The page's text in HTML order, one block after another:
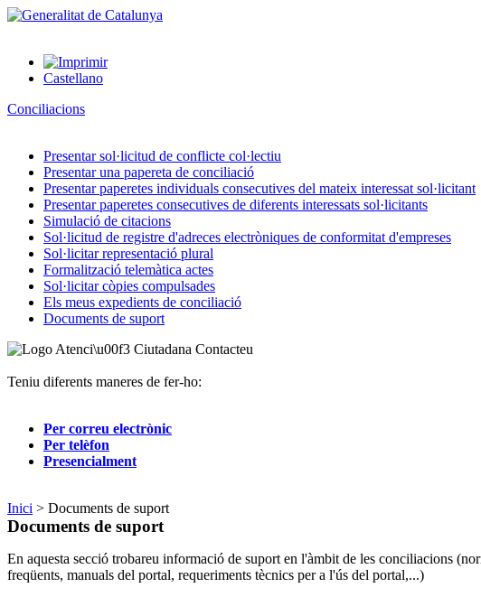
Castellano
Conciliacions
Presentar sol·licitud de conflicte col·lectiu
Presentar una papereta de conciliació
Presentar paperetes individuals consecutives del mateix interessat sol·licitant
Presentar paperetes consecutives de diferents interessats sol·licitants
Simulació de citacions
Sol·licitud de registre d'adreces electròniques de conformitat d'empreses
Sol·licitar representació plural
Formalització telemàtica actes
Sol·licitar còpies compulsades
Els meus expedients de conciliació
Documents de suport
Contacteu
Teniu diferents maneres de fer-ho:
Per correu electrònic
Per telèfon
Presencialment
Inici > Documents de suport
Documents de suport
En aquesta secció trobareu informació de suport en l'àmbit de les conciliacions
freqüents, manuals del portal, requeriments tècnics per a l'ús del portal,...)